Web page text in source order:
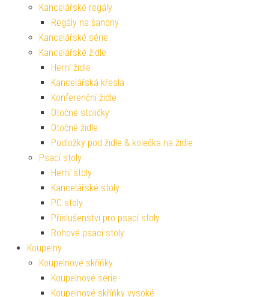
Kancelářské regály
Regály na šanony
Kancelářské série
Kancelářské židle
Herní židle
Kancelářská křesla
Konferenční židle
Otočné stoličky
Otočné židle
Podložky pod židle & kolečka na židle
Psací stoly
Herní stoly
Kancelářské stoly
PC stoly
Příslušenství pro psací stoly
Rohové psací stoly
Koupelny
Koupelnové skříňky
Koupelnové série
Koupelnové skříňky vysoké